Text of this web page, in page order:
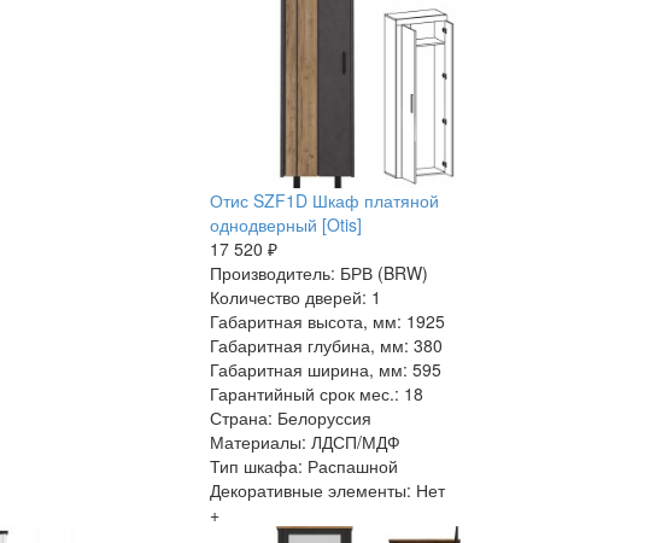
Отис SZF1D Шкаф платяной
однодверный [Otis]
17 520 ₽
Производитель: БРВ (BRW)
Количество дверей: 1
Габаритная высота, мм: 1925
Габаритная глубина, мм: 380
Габаритная ширина, мм: 595
Гарантийный срок мес.: 18
Страна: Белоруссия
Материалы: ЛДСП/МДФ
Тип шкафа: Распашной
Декоративные элементы: Нет
+